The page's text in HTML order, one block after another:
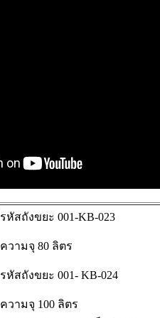
รหัสถังขยะ 001-KB-023
ความจุ 80 ลิตร
รหัสถังขยะ 001- KB-024
ความจุ 100 ลิตร